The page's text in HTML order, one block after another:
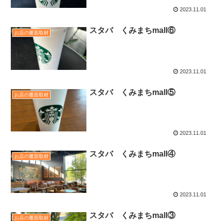
2023.11.01
お店の覆面取材 スタバ くみまちmall⑥
2023.11.01
お店の覆面取材 スタバ くみまちmall⑤
2023.11.01
お店の覆面取材 スタバ くみまちmall④
2023.11.01
お店の覆面取材 スタバ くみまちmall③